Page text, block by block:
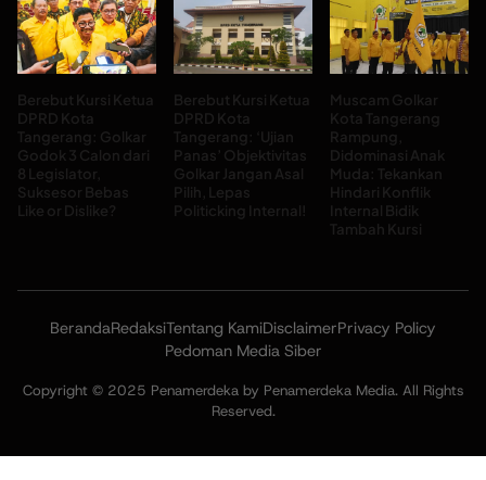
Berebut Kursi Ketua
DPRD Kota
Tangerang: Golkar
Godok 3 Calon dari
8 Legislator,
Suksesor Bebas
Like or Dislike?
Berebut Kursi Ketua
DPRD Kota
Tangerang: ‘Ujian
Panas’ Objektivitas
Golkar Jangan Asal
Pilih, Lepas
Politicking Internal!
Muscam Golkar
Kota Tangerang
Rampung,
Didominasi Anak
Muda: Tekankan
Hindari Konflik
Internal Bidik
Tambah Kursi
BerandaRedaksiTentang KamiDisclaimerPrivacy Policy
Pedoman Media Siber
Copyright © 2025 Penamerdeka by Penamerdeka Media. All Rights
Reserved.